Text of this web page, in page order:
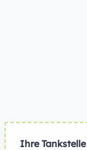
Ihre Tankstelle